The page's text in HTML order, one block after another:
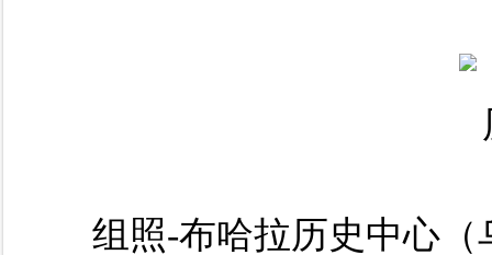
组照-布哈拉历史中心